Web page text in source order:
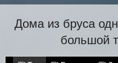
Дома из бруса
большой